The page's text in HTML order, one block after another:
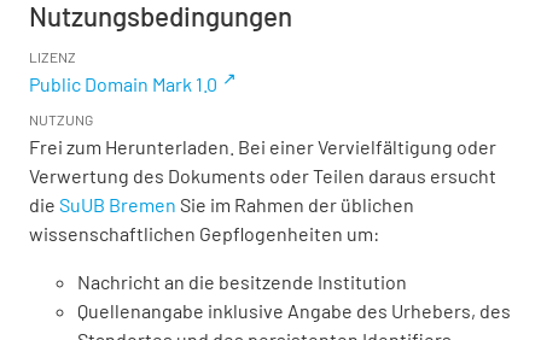
Nutzungsbedingungen
LIZENZ
Public Domain Mark 1.0
NUTZUNG
Frei zum Herunterladen. Bei einer Vervielfältigung oder
Verwertung des Dokuments oder Teilen daraus ersucht
die SuUB Bremen Sie im Rahmen der üblichen
wissenschaftlichen Gepflogenheiten um:
Nachricht an die besitzende Institution
Quellenangabe inklusive Angabe des Urhebers, des